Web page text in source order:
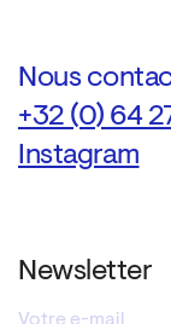
Nous
+32 (0) 64
Instagram
Newsletter